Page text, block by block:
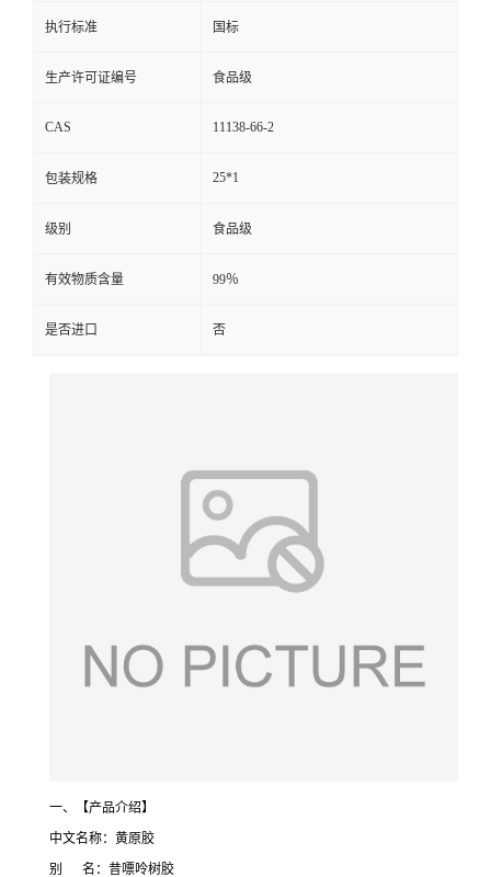
执行标准 国标
生产许可证编号 食品级
CAS 11138-66-2
包装规格 25*1
级别 食品级
有效物质含量 99％
是否进口 否
一、【产品介绍】
中文名称：黄原胶
别 名：昔嘌呤树胶